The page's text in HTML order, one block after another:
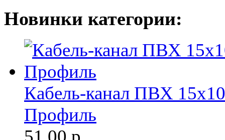
Новинки категории:
Кабель-канал ПВХ
Профиль